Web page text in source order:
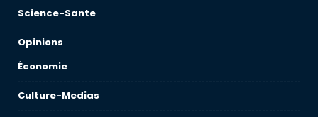
Science-Sante
Opinions
Économie
Culture-Medias